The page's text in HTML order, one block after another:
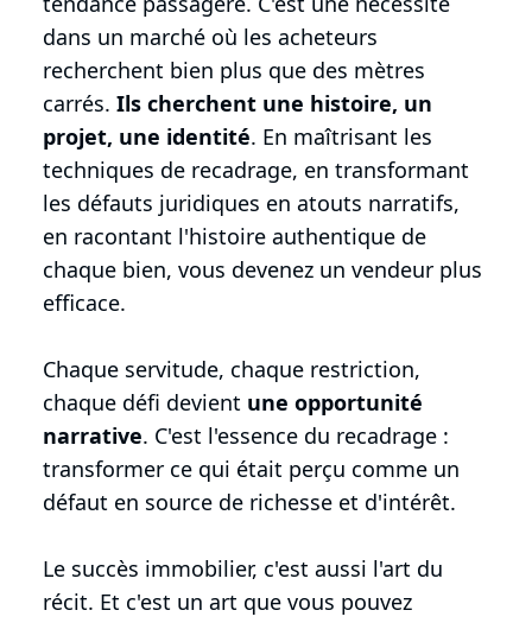
dans un marché où les acheteurs
recherchent bien plus que des mètres
carrés. Ils cherchent une histoire, un
projet, une identité. En maîtrisant les
techniques de recadrage, en transformant
les défauts juridiques en atouts narratifs,
en racontant l'histoire authentique de
chaque bien, vous devenez un vendeur plus
efficace.
Chaque servitude, chaque restriction,
chaque défi devient une opportunité
narrative. C'est l'essence du recadrage :
transformer ce qui était perçu comme un
défaut en source de richesse et d'intérêt.
Le succès immobilier, c'est aussi l'art du
récit. Et c'est un art que vous pouvez